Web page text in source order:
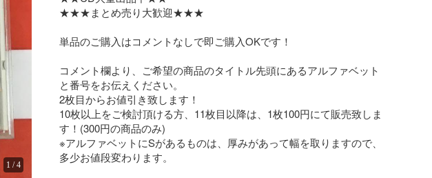
1 /4
★★★まとめ売り大歓迎★★★
単品のご購入はコメントなしで即ご購入OKです！
コメント欄より、ご希望の商品のタイトル先頭にあるアルファベット
と番号をお伝えください。
2枚目からお値引き致します！
10枚以上をご検討頂ける方、11枚目以降は、1枚100円にて販売致しま
す！(300円の商品のみ)
※アルファベットにSがあるものは、厚みがあって幅を取りますので、
多少お値段変わります。